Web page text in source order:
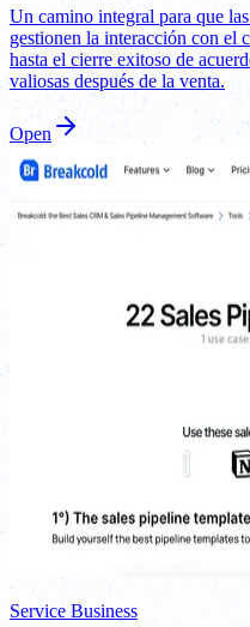
Un camino integral para que
gestionen la interacción con el
hasta el cierre exitoso de
valiosas después de la venta.
Open
Service Business